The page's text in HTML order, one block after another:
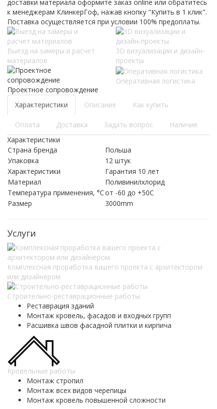
доставки материала оформите заказ online или обратитесь
к менеджерам КлинкерГоф, нажав кнопку "Купить в 1 клик".
Поставка осуществляется при условии 100% предоплаты.
Выезд на замеры и расчет
материалов
3D визуализации и дизайн-
проекты
Проектное сопровождение
Оперативная логистика
Характеристики Описание Как купить
Оплата Доставка Задать вопрос
Наличие
Характеристики
Страна бренда
Польша
Упаковка
12 штук
Характеристики
Гарантия 10 лет
Материал
Поливинилхлорид
Температура применения, °Сот -60 до +50С
Размер
3000mm
Услуги
Комплексная проработка вашего проекта с архитектором
или дизайнером
Строительно-реставрационные работы
Реставрация зданий
Монтаж кровель, фасадов и входных групп
Расшивка швов фасадной плитки и кирпича
Кровельные работы
Монтаж стропил
Монтаж всех видов черепицы
Монтаж кровель повышенной сложности